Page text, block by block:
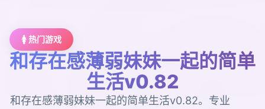
🚺 热门游戏
和存在感薄弱妹妹一起的简单
生活v0.82
和存在感薄弱妹妹一起的简单生活v0.82。专业